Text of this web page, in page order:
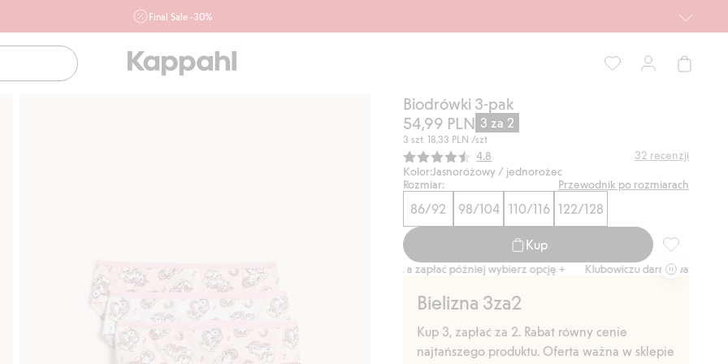
Final Sale -30%
ofertę, również z działu outlet do 10.8 w sklepach Kappahl i
Newbie oraz na kappahl.com. Ofert nie łączymy
Biodrówki 3-pak
54,99 PLN 3 za 2
3 szt.18,33 PLN /szt
Średnia ocena:
4.8 32 recenzji
Kolor:Jasnoróżowy / jednorożec
Rozmiar:
Przewodnik po rozmiarach
86/92 98/104 110/116 122/128
Kup
Biodrówki
Klubowiczu darmowa dostawa od 150 zł Kup teraz, a zapłać później wybierz opcję + Klubowiczu darmowa dostawa od
Bielizna 3za2
Kup 3, zapłać za 2. Rabat równy cenie
najtańszego produktu. Oferta ważna w sklepie